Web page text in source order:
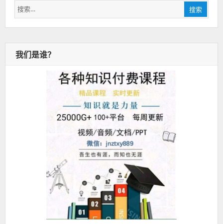
搜
索：
搜索
我们是谁？